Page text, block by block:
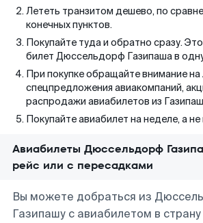
Лететь транзитом дешево, по
конечных пунктов.
Покупайте туда и обратно сразу.
билет Дюссельдорф Газипаша в
При покупке обращайте внимание на
спецпредложения авиакомпаний,
распродажи авиабилетов из
Покупайте авиабилет на неделе, а
Авиабилеты Дюссельдорф
рейс или с пересадками
Вы можете добраться из
Газипашу с авиабилетом в